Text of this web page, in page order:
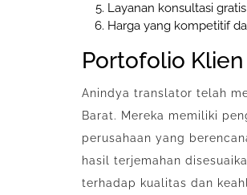
Layanan konsultasi
Harga yang kompetitif
Portofolio
Anindya translator telah
Barat. Mereka memiliki
perusahaan yang
hasil terjemahan
terhadap kualitas dan